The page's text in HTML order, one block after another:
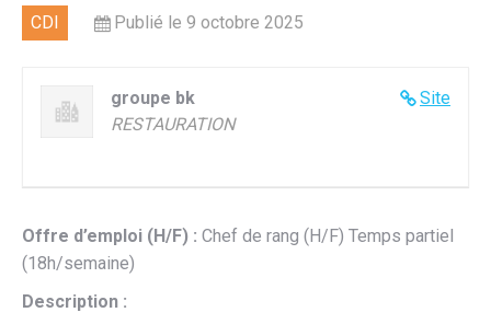
CDI Publié le 9 octobre 2025
Site
groupe bk
RESTAURATION
Offre d’emploi (H/F) : Chef de rang (H/F) Temps partiel
(18h/semaine)
Description :